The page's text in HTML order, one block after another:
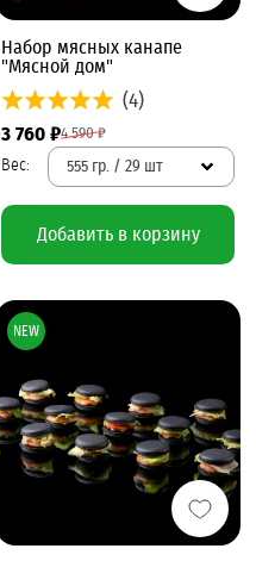
Набор мясных канапе
"Мясной дом"
(4)
4 590 ₽
3 760 ₽
555 гр. / 29 шт
Добавить в корзину
NEW